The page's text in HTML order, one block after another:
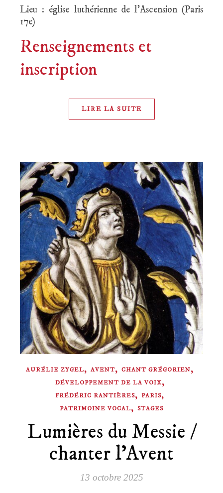
Lieu : église luthérienne de l’Ascension (Paris
17e)
Renseignements et
inscription
LIRE LA SUITE
AURÉLIE ZYGEL, AVENT, CHANT GRÉGORIEN,
DÉVELOPPEMENT DE LA VOIX,
FRÉDÉRIC RANTIÈRES, PARIS,
PATRIMOINE VOCAL, STAGES
Lumières du Messie /
chanter l’Avent
13 octobre 2025